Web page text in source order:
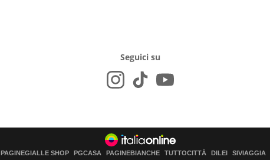
Seguici su
PAGINEGIALLE SHOP PGCASA PAGINEBIANCHE TUTTOCITTÀ DILEI SIVIAGGIA